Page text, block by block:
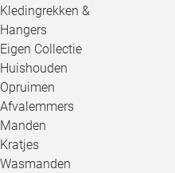
Kledingrekken &
Hangers
Eigen Collectie
Huishouden
Opruimen
Afvalemmers
Manden
Kratjes
Wasmanden